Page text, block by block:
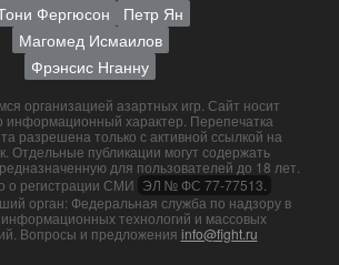
Фергюсон
Петр Ян
Магомед Исмаилов
Фрэнсис Нганну
организацией азартных игр. Сайт носит
информационный характер. Перепечатка
разрешена только с активной ссылкой на
Отдельные публикации могут содержать
для пользователей до 18 лет.
о регистрации СМИ ЭЛ № ФС 77-77513.
орган: Федеральная служба по надзору в
технологий и массовых
Вопросы и предложения info@fight.ru